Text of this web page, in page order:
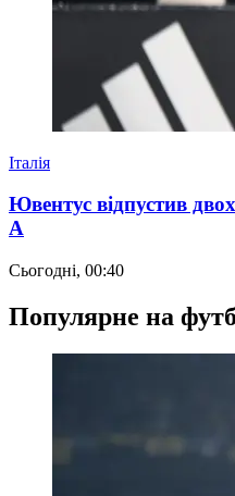
Італія
Ювентус відпустив
А
Сьогодні, 00:40
Популярне на